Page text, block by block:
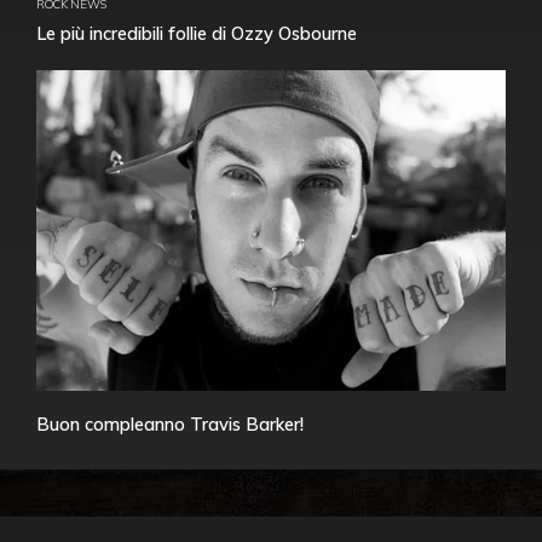
ROCK NEWS
Le più incredibili follie di Ozzy Osbourne
Buon compleanno Travis Barker!